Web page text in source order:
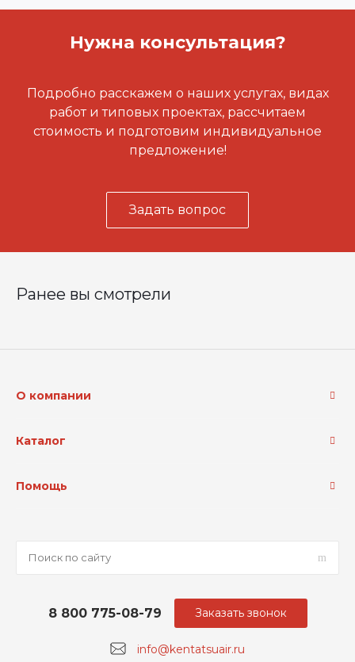
Нужна консультация?
Подробно расскажем о наших услугах, видах
работ и типовых проектах, рассчитаем
стоимость и подготовим индивидуальное
предложение!
Задать вопрос
Ранее вы смотрели
О компании
Каталог
Помощь
info@kentatsuair.ru
8 800 775-08-79 Заказать звонок